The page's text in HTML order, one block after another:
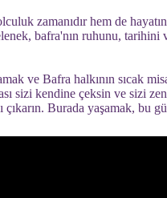
zamanıdır hem de
bafra'nın ruhunu,
ve Bafra halkının sıcak
sizi kendine çeksin ve sizi
Burada yaşamak, bu